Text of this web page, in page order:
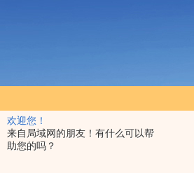
欢迎您！
来自局域网的朋友！有什么可以帮
助您的吗？